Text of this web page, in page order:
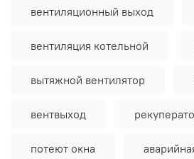
вентиляционный выход
вентиляция котельной
вытяжной вентилятор
вентвыход
потеют окна